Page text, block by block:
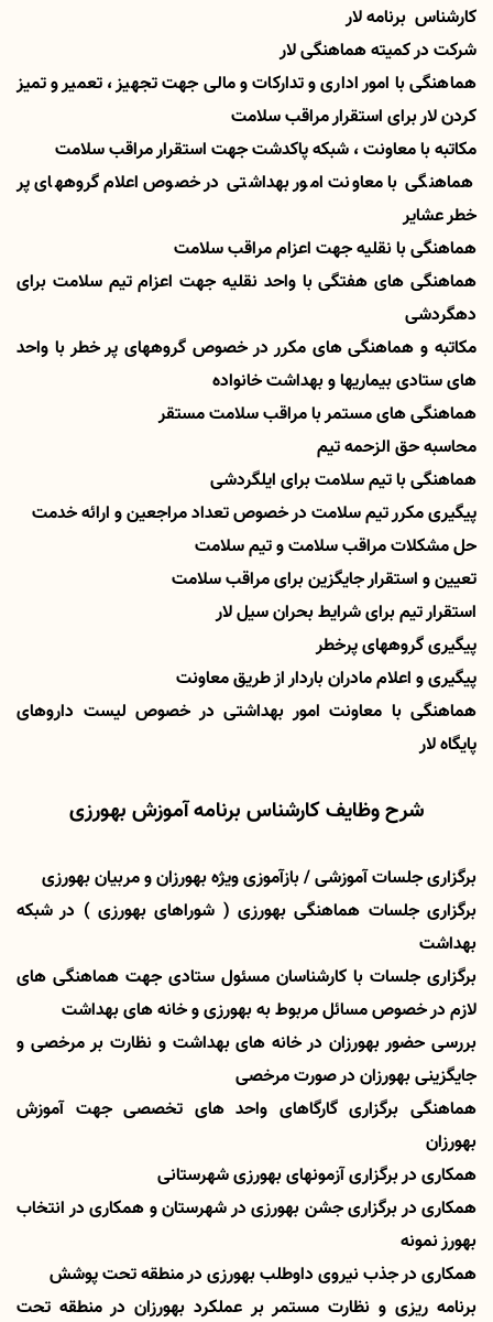
کارشناس برنامه لار
شرکت در کمیته هماهنگی لار
هماهنگی با امور اداری و تدارکات و مالی جهت تجهیز ، تعمیر و تمیز
کردن لار برای استقرار مراقب سلامت
مکاتبه با معاونت ، شبکه پاکدشت جهت استقرار مراقب سلامت
هماهنگی با معاونت امور بهداشتی در خصوص اعلام گروههای پر
خطر عشایر
هماهنگی با نقلیه جهت اعزام مراقب سلامت
هماهنگی های هفتگی با واحد نقلیه جهت اعزام تیم سلامت برای
دهگردشی
مکاتبه و هماهنگی های مکرر در خصوص گروههای پر خطر با واحد
های ستادی بیماریها و بهداشت خانواده
هماهنگی های مستمر با مراقب سلامت مستقر
محاسبه حق الزحمه تیم
هماهنگی با تیم سلامت برای ایلگردشی
پیگیری مکرر تیم سلامت در خصوص تعداد مراجعین و ارائه خدمت
حل مشکلات مراقب سلامت و تیم سلامت
تعیین و استقرار جایگزین برای مراقب سلامت
استقرار تیم برای شرایط بحران سیل لار
پیگیری گروههای پرخطر
پیگیری و اعلام مادران باردار از طریق معاونت
هماهنگی با معاونت امور بهداشتی در خصوص لیست داروهای
پایگاه لار
شرح وظایف کارشناس برنامه آموزش بهورزی
برگزاری جلسات آموزشی / بازآموزی ویژه بهورزان و مربیان بهورزی
برگزاری جلسات هماهنگی بهورزی ( شوراهای بهورزی ) در شبکه
بهداشت
برگزاری جلسات با کارشناسان مسئول ستادی جهت هماهنگی های
لازم در خصوص مسائل مربوط به بهورزی و خانه های بهداشت
بررسی حضور بهورزان در خانه های بهداشت و نظارت بر مرخصی و
جایگزینی بهورزان در صورت مرخصی
هماهنگی برگزاری گارگاهای واحد های تخصصی جهت آموزش
بهورزان
همکاری در برگزاری آزمونهای بهورزی شهرستانی
همکاری در برگزاری جشن بهورزی در شهرستان و همکاری در انتخاب
بهورز نمونه
همکاری در جذب نیروی داوطلب بهورزی در منطقه تحت پوشش
برنامه ریزی و نظارت مستمر بر عملکرد بهورزان در منطقه تحت